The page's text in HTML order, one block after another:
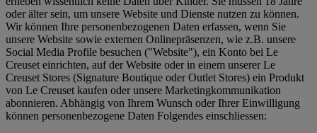
oder älter sein, um unsere Website und Dienste nutzen zu können.
Wir können Ihre personenbezogenen Daten erfassen, wenn Sie
unsere Website sowie externen Onlinepräsenzen, wie z.B. unsere
Social Media Profile besuchen ("Website"), ein Konto bei Le
Creuset einrichten, auf der Website oder in einem unserer Le
Creuset Stores (Signature Boutique oder Outlet Stores) ein Produkt
von Le Creuset kaufen oder unsere Marketingkommunikation
abonnieren. Abhängig von Ihrem Wunsch oder Ihrer Einwilligung
können personenbezogene Daten Folgendes einschliessen: